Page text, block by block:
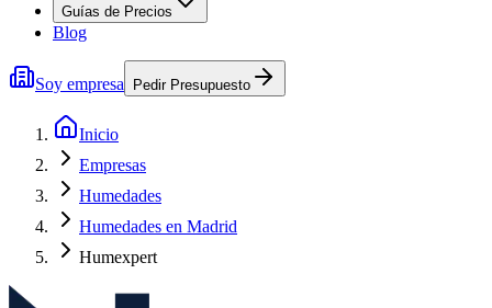
Guías de Precios
Blog
Soy empresa Pedir Presupuesto
Inicio
Empresas
Humedades
Humedades en Madrid
Humexpert